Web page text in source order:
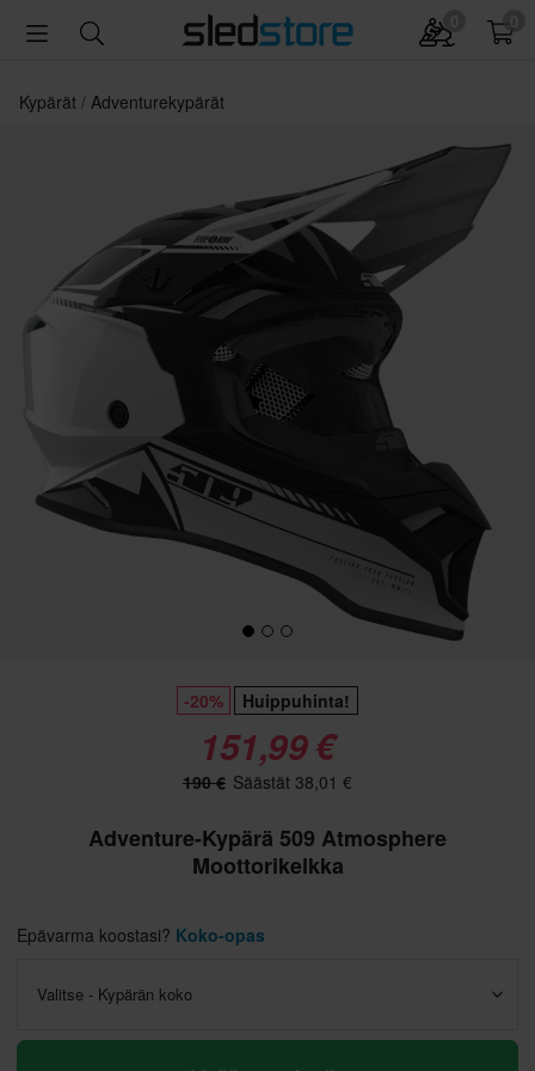
Kypärät Adventurekypärät
-20% Huippuhinta!
151,99 €
190 € Säästät 38,01 €
Adventure-Kypärä 509 Atmosphere
Moottorikelkka
Epävarma koostasi? Koko-opas
Valitse - Kypärän koko